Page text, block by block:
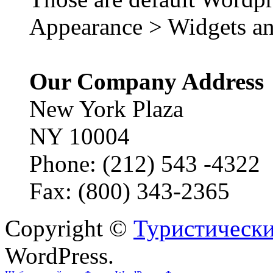
Appearance > Widgets
Our Company Address
New York Plaza
NY 10004
Phone: (212) 543 -4322
Fax: (800) 343-2365
Copyright ©
WordPress.